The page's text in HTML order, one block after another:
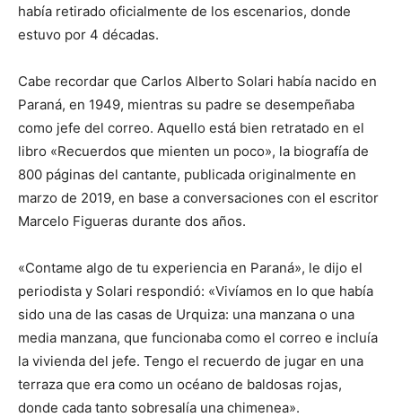
había retirado oficialmente de los escenarios, donde
estuvo por 4 décadas.
Cabe recordar que Carlos Alberto Solari había nacido en
Paraná, en 1949, mientras su padre se desempeñaba
como jefe del correo. Aquello está bien retratado en el
libro «Recuerdos que mienten un poco», la biografía de
800 páginas del cantante, publicada originalmente en
marzo de 2019, en base a conversaciones con el escritor
Marcelo Figueras durante dos años.
«Contame algo de tu experiencia en Paraná», le dijo el
periodista y Solari respondió: «Vivíamos en lo que había
sido una de las casas de Urquiza: una manzana o una
media manzana, que funcionaba como el correo e incluía
la vivienda del jefe. Tengo el recuerdo de jugar en una
terraza que era como un océano de baldosas rojas,
donde cada tanto sobresalía una chimenea».